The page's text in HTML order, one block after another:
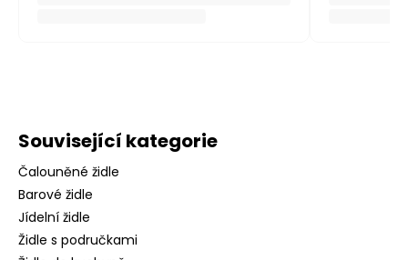
Související kategorie
Čalouněné židle
Barové židle
Jídelní židle
Židle s područkami